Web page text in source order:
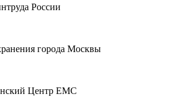
России
города Москвы
Центр EMC